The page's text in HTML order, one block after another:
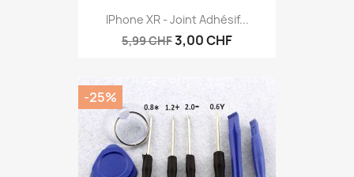
IPhone XR - Joint Adhésif...
5,99 CHF3,00 CHF
-25%